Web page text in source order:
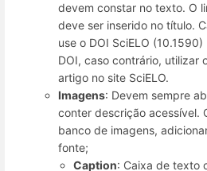
devem constar no texto. O
deve ser inserido no título.
use o DOI SciELO
DOI, caso contrário, utilizar
artigo no site SciELO.
Imagens: Devem sempre
conter descrição acessível.
banco de imagens,
fonte;
Caption: Caixa de texto